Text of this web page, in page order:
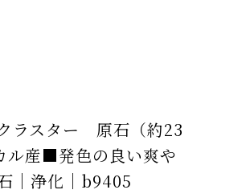
ラスター 原石（約23
ル産■発色の良い爽や
｜浄化｜b9405